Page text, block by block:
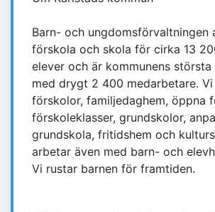
Barn- och ungdomsförvaltningen
förskola och skola för cirka 13
elever och är kommunens
med drygt 2 400 medarbetare. Vi
förskolor, familjedaghem, öppna
förskoleklasser, grundskolor,
grundskola, fritidshem och
arbetar även med barn- och
Vi rustar barnen för framtiden.